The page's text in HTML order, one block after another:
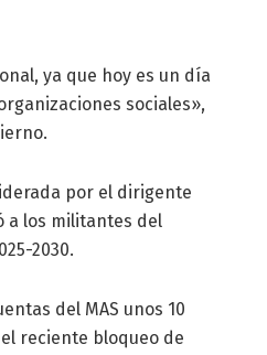
ya que hoy es un día
sociales»,
por el dirigente
a los militantes del
2030.
del MAS unos 10
reciente bloqueo de